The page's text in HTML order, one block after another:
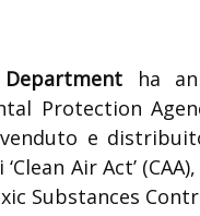
ha
Protection
e
Air Act’
Substances